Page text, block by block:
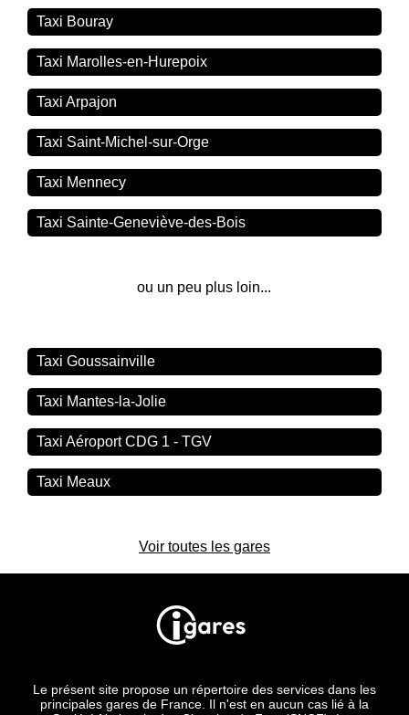
Taxi Bouray
Taxi Marolles-en-Hurepoix
Taxi Arpajon
Taxi Saint-Michel-sur-Orge
Taxi Mennecy
Taxi Sainte-Geneviève-des-Bois
ou un peu plus loin...
Taxi Goussainville
Taxi Mantes-la-Jolie
Taxi Aéroport CDG 1 - TGV
Taxi Meaux
Voir toutes les gares
Le présent site propose un répertoire des services dans les
principales gares de France. Il n'est en aucun cas lié à la